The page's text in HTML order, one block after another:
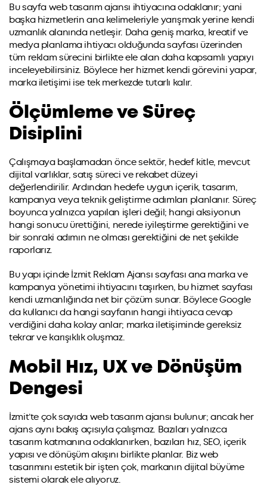
Bu sayfa web tasarım ajansı ihtiyacına odaklanır; yani
başka hizmetlerin ana kelimeleriyle yarışmak yerine kendi
uzmanlık alanında netleşir. Daha geniş marka, kreatif ve
medya planlama ihtiyacı olduğunda sayfası üzerinden
tüm reklam sürecini birlikte ele alan daha kapsamlı yapıyı
inceleyebilirsiniz. Böylece her hizmet kendi görevini yapar,
marka iletişimi ise tek merkezde tutarlı kalır.
Ölçümleme ve Süreç
Disiplini
Çalışmaya başlamadan önce sektör, hedef kitle, mevcut
dijital varlıklar, satış süreci ve rekabet düzeyi
değerlendirilir. Ardından hedefe uygun içerik, tasarım,
kampanya veya teknik geliştirme adımları planlanır. Süreç
boyunca yalnızca yapılan işleri değil; hangi aksiyonun
hangi sonucu ürettiğini, nerede iyileştirme gerektiğini ve
bir sonraki adımın ne olması gerektiğini de net şekilde
raporlarız.
Bu yapı içinde İzmit Reklam Ajansı sayfası ana marka ve
kampanya yönetimi ihtiyacını taşırken, bu hizmet sayfası
kendi uzmanlığında net bir çözüm sunar. Böylece Google
da kullanıcı da hangi sayfanın hangi ihtiyaca cevap
verdiğini daha kolay anlar; marka iletişiminde gereksiz
tekrar ve karışıklık oluşmaz.
Mobil Hız, UX ve Dönüşüm
Dengesi
İzmit’te çok sayıda web tasarım ajansı bulunur; ancak her
ajans aynı bakış açısıyla çalışmaz. Bazıları yalnızca
tasarım katmanına odaklanırken, bazıları hız, SEO, içerik
yapısı ve dönüşüm akışını birlikte planlar. Biz web
tasarımını estetik bir işten çok, markanın dijital büyüme
sistemi olarak ele alıyoruz.